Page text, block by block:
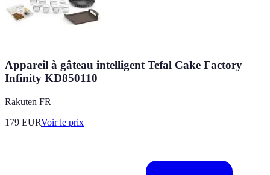
Appareil à gâteau intelligent Tefal Cake Factory
Infinity KD850110
Rakuten FR
179 EURVoir le prix